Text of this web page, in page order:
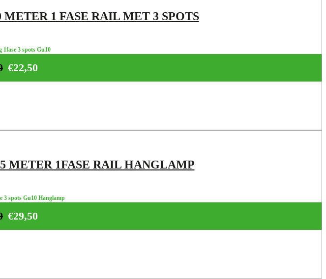
1 FASE RAIL MET 3 SPOTS
1fase 3 spots Gu10
€22,50
METER 1FASE RAIL HANGLAMP
3 spots Gu10 Hanglamp
€29,50